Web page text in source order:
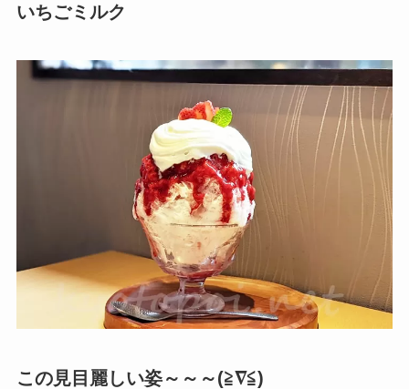
いちごミルク
この見目麗しい姿～～～(≧∇≦)